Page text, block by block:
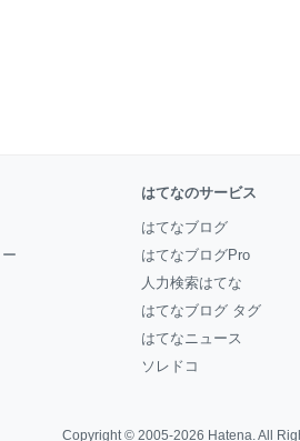
はてなのサービス
はてなブログ
はてなブログPro
人力検索はてな
はてなブログ タグ
はてなニュース
ソレドコ
Copyright © 2005-2026 Hatena. All